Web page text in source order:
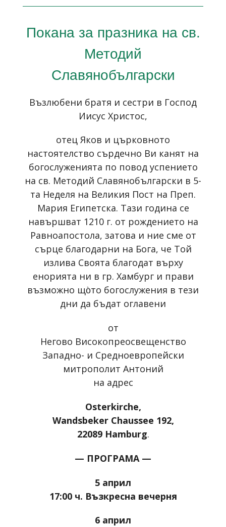
Покана за празника на св.
Методий
Славянобългарски
Възлюбени братя и сестри в Господ
Иисус Христос,
отец Яков и църковното
настоятелство сърдечно Ви канят на
богослуженията по повод успението
на св. Методий Славянобългарски в 5-
та Неделя на Великия Пост на Преп.
Мария Египетска. Тази година се
навършват 1210 г. от рождението на
Равноапостола, затова и ние сме от
сърце благодарни на Бога, че Той
излива Своята благодат върху
енорията ни в гр. Хамбург и прави
възможно що̀то богослужения в тези
дни да бъдат оглавени
от
Негово Високопреосвещенство
Западно- и Средноевропейски
митрополит Антоний
на адрес
Osterkirche,
Wandsbeker Chaussee 192,
22089 Hamburg.
— ПРОГРАМА —
5 април
17:00 ч. Възкресна вечерня
6 април